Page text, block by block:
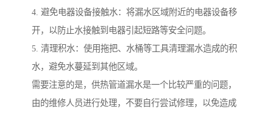
4. 避免电器设备接触水：将漏水区域附近的电器设备移
开，以防止水接触到电器引起短路等安全问题。
5. 清理积水：使用拖把、水桶等工具清理漏水造成的积
水，避免水蔓延到其他区域。
需要注意的是，供热管道漏水是一个比较严重的问题，
由的维修人员进行处理，不要自行尝试修理，以免造成